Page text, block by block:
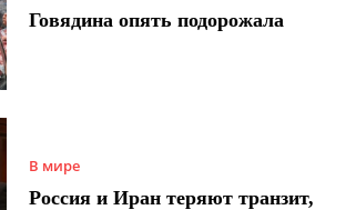
Говядина опять подорожала
В мире
Россия и Иран теряют транзит,